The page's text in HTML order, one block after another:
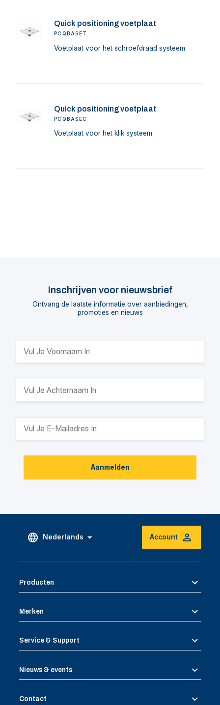
Quick positioning voetplaat
PCQBASET
Voetplaat voor het schroefdraad systeem
Quick positioning voetplaat
PCQBASEC
Voetplaat voor het klik systeem
Inschrijven voor nieuwsbrief
Ontvang de laatste informatie over aanbiedingen,
promoties en nieuws
Aanmelden
Nederlands Account
Producten
Merken
Service & Support
Nieuws & events
Contact